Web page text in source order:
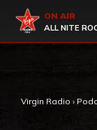
Virgin Radio
ON AIR
ALL NITE
Virgin Radio ›